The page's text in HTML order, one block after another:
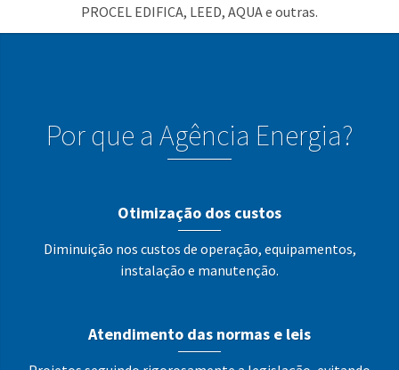
PROCEL EDIFICA, LEED, AQUA e outras.
Por que a Agência Energia?
Otimização dos custos
Diminuição nos custos de operação, equipamentos,
instalação e manutenção.
Atendimento das normas e leis